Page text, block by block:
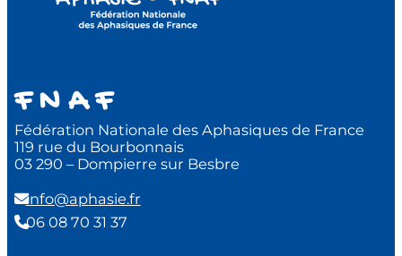
F N A F
Fédération Nationale des Aphasiques de France
119 rue du Bourbonnais
03 290 – Dompierre sur Besbre
info@aphasie.fr
06 08 70 31 37